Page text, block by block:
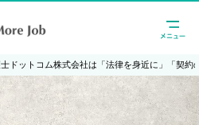
ドットコム株式会社は「法律を身近に」「契約